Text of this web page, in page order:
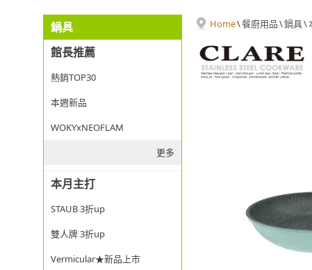
鍋具
館長推薦
熱銷TOP30
本週新品
WOKYxNEOFLAM
更多
本月主打
STAUB 3折up
雙人牌 3折up
Vermicular★新品上市
Home\餐廚用品\鍋具\